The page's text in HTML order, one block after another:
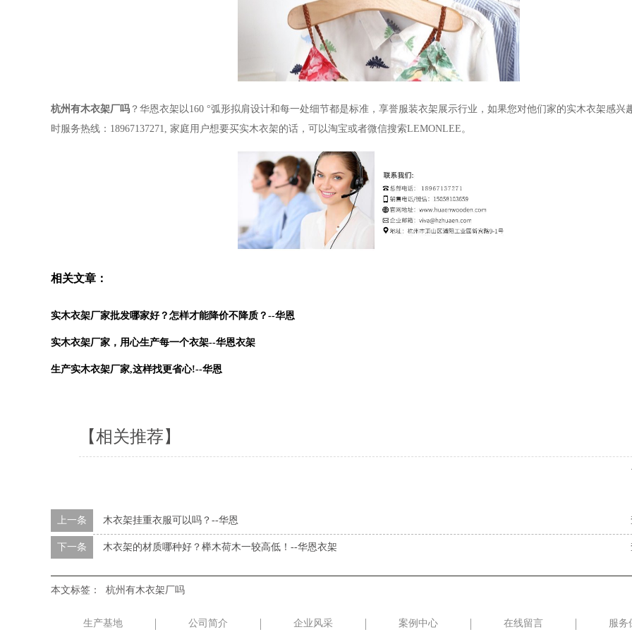
杭州有木衣架厂吗 ？ 华恩衣架以 160 °弧形拟肩设计和每一处细节都是标准，享誉服装衣架展示行业，如果您对他们家的实木衣架感兴
时服务热线： 18967137271, 家庭用户想要买实木衣架的话，可以淘宝或者微信搜索LEMONLEE 。
相关文章：
实木衣架厂家批发哪家好？怎样才能降价不降质？--华恩
实木衣架厂家，用心生产每一个衣架--华恩衣架
生产实木衣架厂家,这样找更省心!--华恩
【相关推荐】
上一条 木衣架挂重衣服可以吗？--华恩
下一条 木衣架的材质哪种好？榉木荷木一较高低！--华恩衣架
本文标签： 杭州有木衣架厂吗
生产基地 公司简介 企业风采 案例中心 在线留言 服务